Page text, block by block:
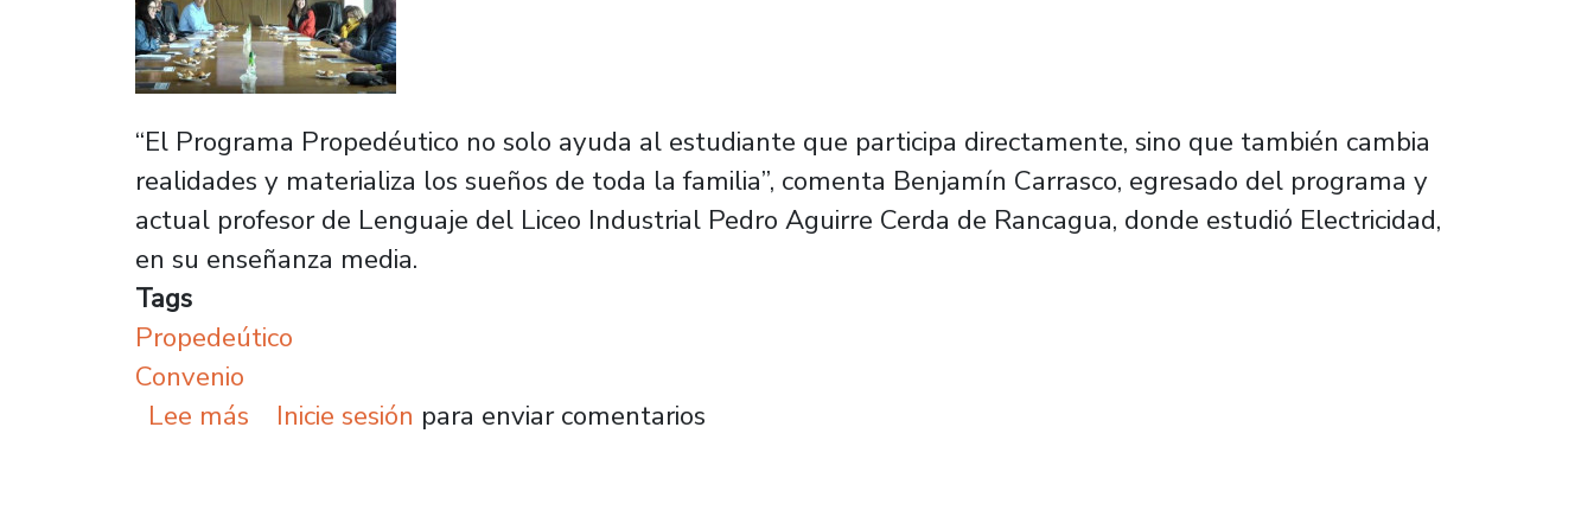
“El Programa Propedéutico no solo ayuda al estudiante que participa directamente, sino que también cambia
realidades y materializa los sueños de toda la familia”, comenta Benjamín Carrasco, egresado del programa y
actual profesor de Lenguaje del Liceo Industrial Pedro Aguirre Cerda de Rancagua, donde estudió Electricidad,
en su enseñanza media.
Tags
Propedeútico
Convenio
Lee más sobre Propedéutico Usach se reúne con directores/as y coordinadores/as de establecimientos en convenio
Inicie sesión para enviar comentarios